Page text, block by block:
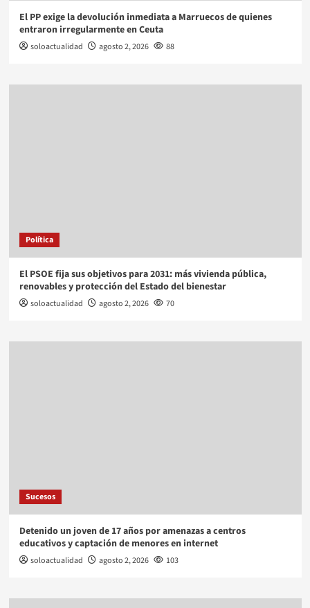
El PP exige la devolución inmediata a Marruecos de quienes
entraron irregularmente en Ceuta
soloactualidad agosto 2, 2026 88
Política
El PSOE fija sus objetivos para 2031: más vivienda pública,
renovables y protección del Estado del bienestar
soloactualidad agosto 2, 2026 70
Sucesos
Detenido un joven de 17 años por amenazas a centros
educativos y captación de menores en internet
soloactualidad agosto 2, 2026 103